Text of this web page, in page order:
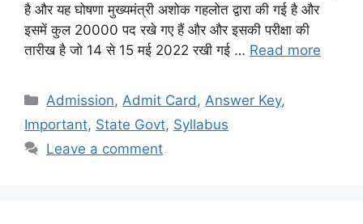
है और यह घोषणा मुख्यमंत्री अशोक गहलोत द्वारा की गई है और
इसमें कुल 20000 पद रखे गए हैं और और इसकी परीक्षा की
तारीख है जो 14 से 15 मई 2022 रखी गई … Read more
Categories
Admission, Admit Card , Answer Key,
Important, State Govt, Syllabus
Leave a comment